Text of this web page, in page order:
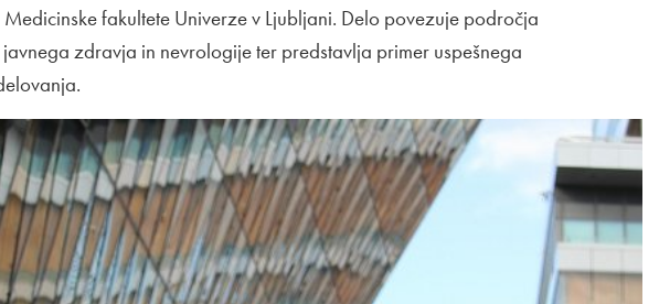
fakultete Univerze v Ljubljani. Delo povezuje področja
zdravja in nevrologije ter predstavlja primer uspešnega